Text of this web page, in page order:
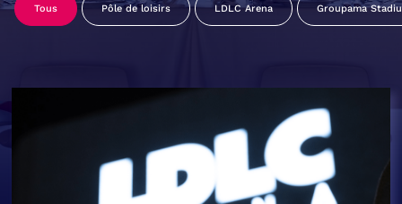
Tous Pôle de loisirs LDLC Arena Groupama